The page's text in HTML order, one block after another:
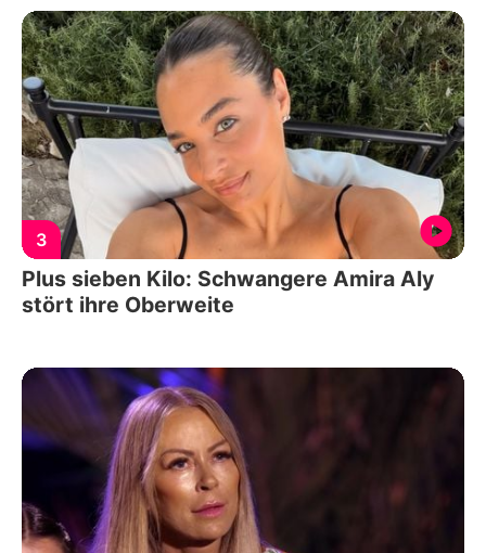
3
Plus sieben Kilo: Schwangere Amira Aly
stört ihre Oberweite